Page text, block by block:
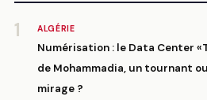
1 ALGÉRIE
Numérisation : le Data Center
de Mohammadia, un tournant
mirage ?